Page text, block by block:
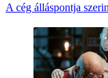
A cég álláspontja